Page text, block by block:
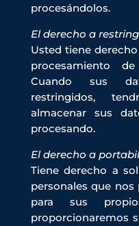
procesándolos.
El derecho a
Usted tiene
procesamiento
Cuando sus
restringidos,
almacenar sus
procesando.
El derecho a
Tiene derecho a
personales que
para sus
proporcionaremos